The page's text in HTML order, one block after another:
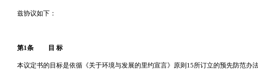
兹协议如下：
第1条 目 标
本议定书的目标是依循《关于环境与发展的里约宣言》原则15所订立的预先防范办